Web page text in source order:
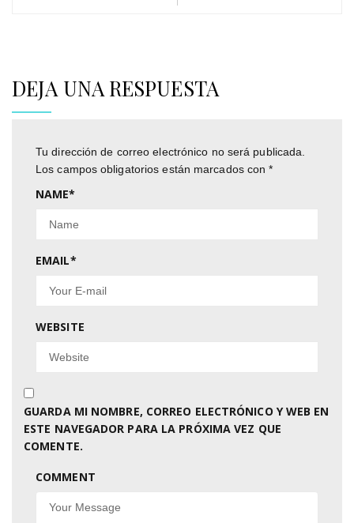
DEJA UNA RESPUESTA
Tu dirección de correo electrónico no será publicada.
Los campos obligatorios están marcados con*
NAME*
EMAIL*
WEBSITE
GUARDA MI NOMBRE, CORREO ELECTRÓNICO Y WEB EN
ESTE NAVEGADOR PARA LA PRÓXIMA VEZ QUE
COMENTE.
COMMENT